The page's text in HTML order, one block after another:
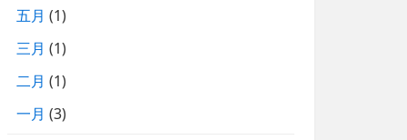
五月 (1)
三月 (1)
二月 (1)
一月 (3)